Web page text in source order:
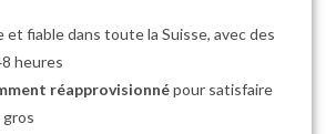
et fiable dans toute la Suisse, avec des
heures
réapprovisionnépour satisfaire
gros